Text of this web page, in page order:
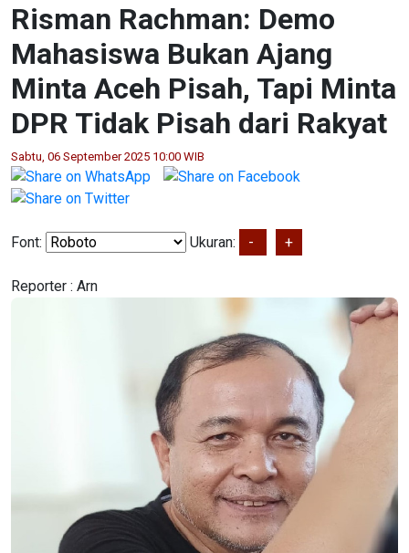
Risman Rachman: Demo
Mahasiswa Bukan Ajang
Minta Aceh Pisah, Tapi Minta
DPR Tidak Pisah dari Rakyat
Sabtu, 06 September 2025 10:00 WIB
Font: Ukuran: - +
Reporter : Arn